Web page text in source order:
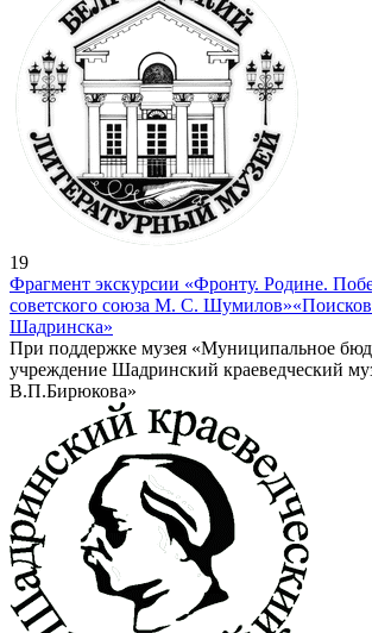
19
Фрагмент экскурсии «Фронту. Родине.
советского союза М. С. Шумилов»
Шадринска»
При поддержке музея «Муниципальное
учреждение Шадринский краеведческий
В.П.Бирюкова»